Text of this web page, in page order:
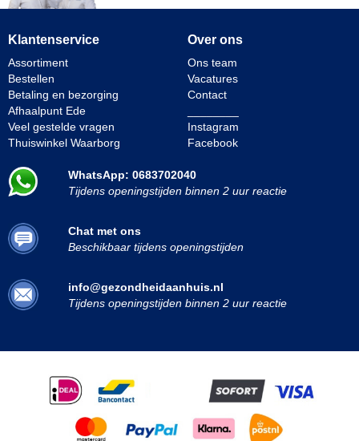
Klantenservice
Assortiment
Bestellen
Betaling en bezorging
Afhaalpunt Ede
Veel gestelde vragen
Thuiswinkel Waarborg
Over ons
Ons team
Vacatures
Contact
Instagram
Facebook
WhatsApp: 0683702040
Tijdens openingstijden binnen 2 uur reactie
Chat met ons
Beschikbaar tijdens openingstijden
info@gezondheidaanhuis.nl
Tijdens openingstijden binnen 2 uur reactie